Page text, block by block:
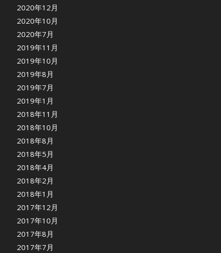
2020年12月
2020年10月
2020年7月
2019年11月
2019年10月
2019年8月
2019年7月
2019年1月
2018年11月
2018年10月
2018年8月
2018年5月
2018年4月
2018年2月
2018年1月
2017年12月
2017年10月
2017年8月
2017年7月